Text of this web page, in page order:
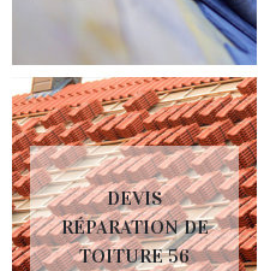
DEVIS
RÉPARATION DE
TOITURE 56